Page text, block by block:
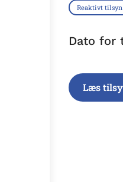
Reaktivt tilsyn
Dato for
Læs